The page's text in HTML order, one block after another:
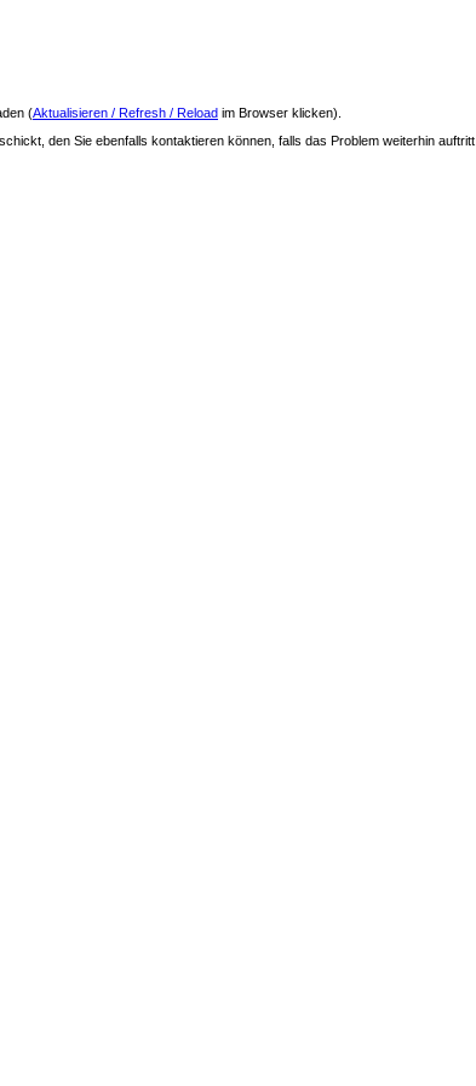
(Aktualisieren / Refresh / Reload im Browser klicken).
den Sie ebenfalls kontaktieren können, falls das Problem weiterhin auftritt.